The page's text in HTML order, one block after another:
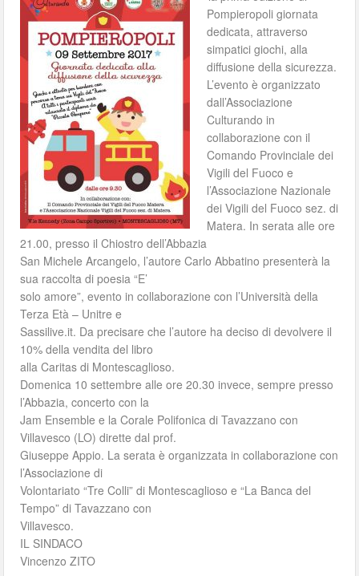
Pompieropoli giornata
dedicata, attraverso
simpatici giochi, alla
diffusione della sicurezza.
L’evento è organizzato
dall’Associazione
Culturando in
collaborazione con il
Comando Provinciale dei
Vigili del Fuoco e
l’Associazione Nazionale
dei Vigili del Fuoco sez. di
Matera. In serata alle ore
21.00, presso il Chiostro dell’Abbazia
San Michele Arcangelo, l’autore Carlo Abbatino presenterà la
sua raccolta di poesia “E’
solo amore”, evento in collaborazione con l’Università della
Terza Età – Unitre e
Sassilive.it. Da precisare che l’autore ha deciso di devolvere il
10% della vendita del libro
alla Caritas di Montescaglioso.
Domenica 10 settembre alle ore 20.30 invece, sempre presso
l’Abbazia, concerto con la
Jam Ensemble e la Corale Polifonica di Tavazzano con
Villavesco (LO) dirette dal prof.
Giuseppe Appio. La serata è organizzata in collaborazione con
l’Associazione di
Volontariato “Tre Colli” di Montescaglioso e “La Banca del
Tempo” di Tavazzano con
Villavesco.
IL SINDACO
Vincenzo ZITO